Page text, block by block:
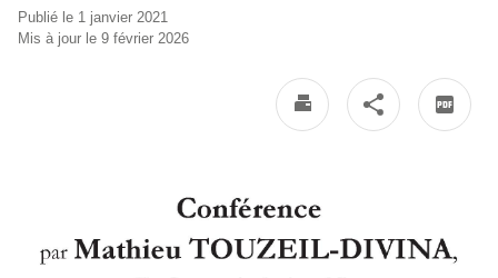
Publié le 1 janvier 2021
Mis à jour le 9 février 2026